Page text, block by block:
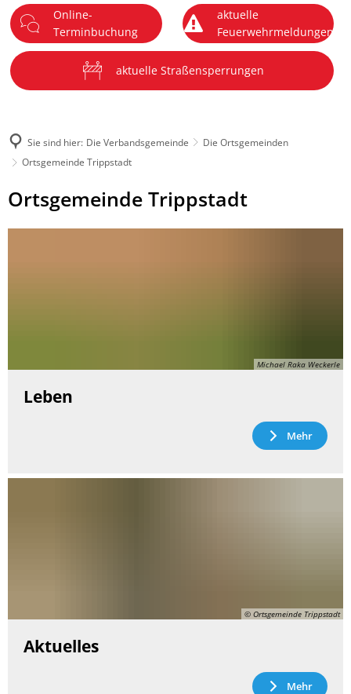
Menü
Online-
Terminbuchung
aktuelle
Feuerwehrmeldungen
aktuelle Straßensperrungen
Sie sind hier: Die Verbandsgemeinde
Die Ortsgemeinden
Ortsgemeinde Trippstadt
Ortsgemeinde
Trippstadt
Ortsgemeinde Trippstadt
Michael Raka Weckerle
Leben
Mehr
© Ortsgemeinde Trippstadt
Aktuelles
Mehr